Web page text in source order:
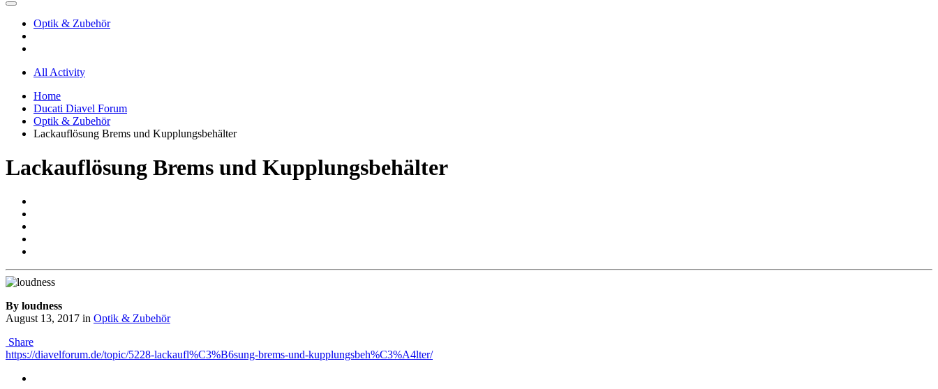
Optik & Zubehör
All Activity
Home
Ducati Diavel Forum
Optik & Zubehör
Lackauflösung Brems und Kupplungsbehälter
Lackauflösung Brems und Kupplungsbehälter
By loudness
August 13, 2017 in Optik & Zubehör
Share
https://diavelforum.de/topic/5228-lackaufl%C3%B6sung-brems-und-kupplungsbeh%C3%A4lter/